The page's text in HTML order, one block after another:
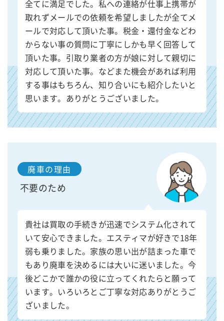
全てに満足でした。私への連絡が仕事上携帯が
取れずメールでの依頼を希望しましたが全てメ
ールで対応して頂いた事。税金・還付金などわ
からない事の質問に丁寧にしかも早く回答して
頂いた事。引取り業者の方が娘に対して親切に
対応して頂いた事。などまた機会があれば利用
する事はもちろん、知り合いにも紹介したいと
思います。ありがとうございました。
廃車の理由
不要のため
貴社は買取の手続きが迅速でシステム化されて
いて安心できました。エスティマが好きで18年
弱も乗りました。家族の思い出が詰まった車で
もあり廃車を決めるには大いに迷いました。今
後どこかで誰かの役に立ってくれたらと願って
います。いろいろとご丁寧な対応ありがとうご
ざいました。